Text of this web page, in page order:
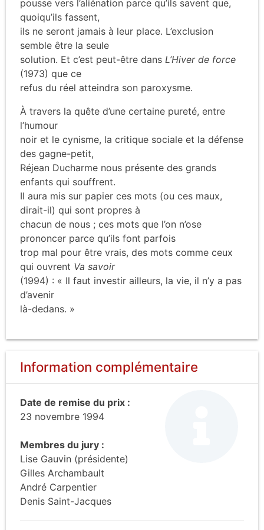
pousse vers l’aliénation parce qu’ils savent que,
quoiqu’ils fassent,
ils ne seront jamais à leur place. L’exclusion
semble être la seule
solution. Et c’est peut-être dans L’Hiver de force
(1973) que ce
refus du réel atteindra son paroxysme.
À travers la quête d’une certaine pureté, entre
l’humour
noir et le cynisme, la critique sociale et la défense
des gagne-petit,
Réjean Ducharme nous présente des grands
enfants qui souffrent.
Il aura mis sur papier ces mots (ou ces maux,
dirait-il) qui sont propres à
chacun de nous ; ces mots que l’on n’ose
prononcer parce qu’ils font parfois
trop mal pour être vrais, des mots comme ceux
qui ouvrent Va savoir
(1994) : « Il faut investir ailleurs, la vie, il n’y a pas
d’avenir
là-dedans. »
Information complémentaire
Date de remise du prix :
23 novembre 1994
Membres du jury :
Lise Gauvin (présidente)
Gilles Archambault
André Carpentier
Denis Saint-Jacques